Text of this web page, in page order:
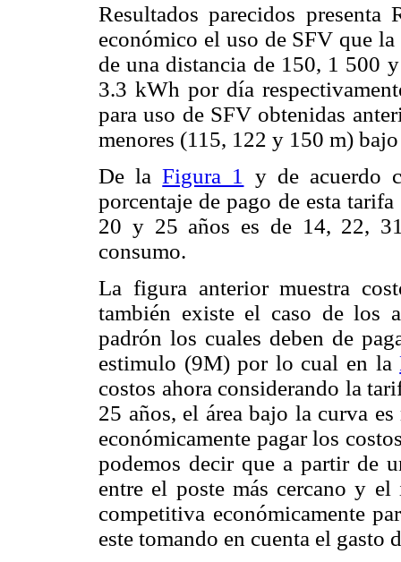
Resultados parecidos
económico el uso de SFV que
de una distancia de 150, 1 500
3.3 kWh por día
para uso de SFV obtenidas
menores (115, 122 y 150 m)
De laFigura 1
y de acuerdo
porcentaje de pago de esta
20 y 25 años es de 14, 22,
consumo.
La figura anterior muestra
también existe el caso de los
padrón los cuales deben de
estimulo (9M) por lo cual en la
costos ahora considerando la
25 años, el área bajo la curva
económicamente pagar los
podemos decir que a partir de
entre el poste más cercano y
competitiva económicamente
este tomando en cuenta el gasto